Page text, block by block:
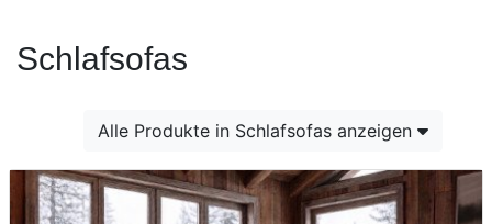
Schlafsofas
Alle Produkte in Schlafsofas anzeigen
Möbel-
Finanzierung